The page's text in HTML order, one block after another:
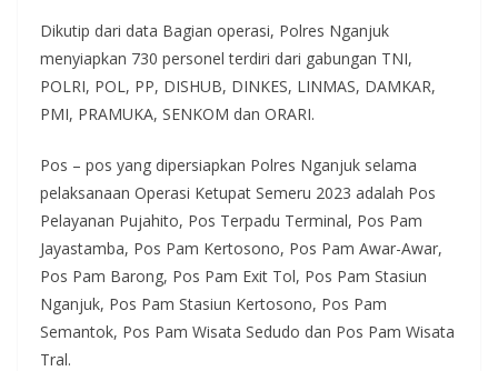
Dikutip dari data Bagian operasi, Polres Nganjuk
menyiapkan 730 personel terdiri dari gabungan TNI,
POLRI, POL, PP, DISHUB, DINKES, LINMAS, DAMKAR,
PMI, PRAMUKA, SENKOM dan ORARI.
Pos – pos yang dipersiapkan Polres Nganjuk selama
pelaksanaan Operasi Ketupat Semeru 2023 adalah Pos
Pelayanan Pujahito, Pos Terpadu Terminal, Pos Pam
Jayastamba, Pos Pam Kertosono, Pos Pam Awar-Awar,
Pos Pam Barong, Pos Pam Exit Tol, Pos Pam Stasiun
Nganjuk, Pos Pam Stasiun Kertosono, Pos Pam
Semantok, Pos Pam Wisata Sedudo dan Pos Pam Wisata
Tral.